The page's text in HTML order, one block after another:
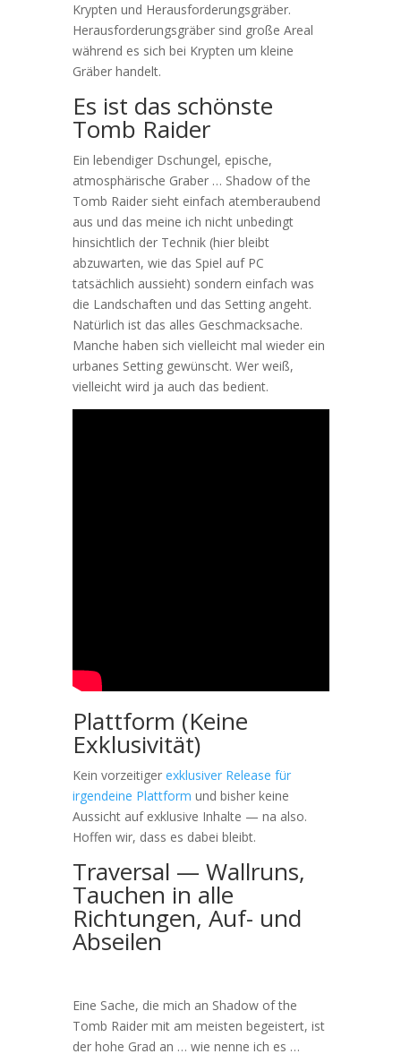
Krypten und Herausforderungsgräber.
Herausforderungsgräber sind große Areal
während es sich bei Krypten um kleine
Gräber handelt.
Es ist das schönste
Tomb Raider
Ein lebendiger Dschungel, epische,
atmosphärische Graber … Shadow of the
Tomb Raider sieht einfach atemberaubend
aus und das meine ich nicht unbedingt
hinsichtlich der Technik (hier bleibt
abzuwarten, wie das Spiel auf PC
tatsächlich aussieht) sondern einfach was
die Landschaften und das Setting angeht.
Natürlich ist das alles Geschmacksache.
Manche haben sich vielleicht mal wieder ein
urbanes Setting gewünscht. Wer weiß,
vielleicht wird ja auch das bedient.
Plattform (Keine
Exklusivität)
Kein vorzeitiger exklusiver Release für
irgendeine Plattform und bisher keine
Aussicht auf exklusive Inhalte — na also.
Hoffen wir, dass es dabei bleibt.
Traversal — Wallruns,
Tauchen in alle
Richtungen, Auf- und
Abseilen
Eine Sache, die mich an Shadow of the
Tomb Raider mit am meisten begeistert, ist
der hohe Grad an … wie nenne ich es …